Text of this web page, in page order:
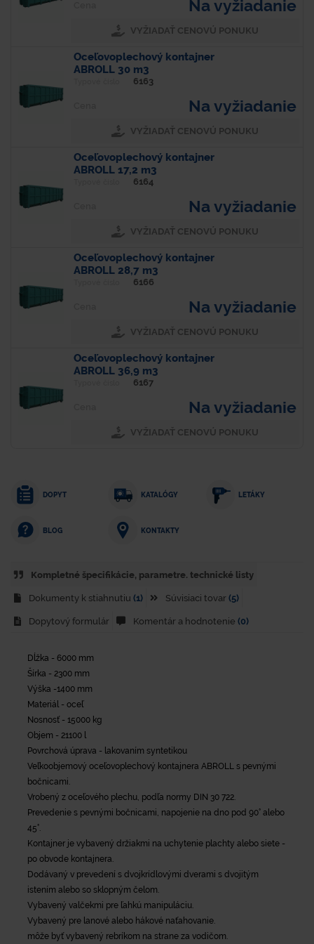
Na vyžiadanie
VYŽIADAŤ CENOVÚ PONUKU
Oceľovoplechový kontajner
ABROLL 30 m3
6163
Na vyžiadanie
VYŽIADAŤ CENOVÚ PONUKU
Oceľovoplechový kontajner
ABROLL 17,2 m3
6164
Na vyžiadanie
VYŽIADAŤ CENOVÚ PONUKU
Oceľovoplechový kontajner
ABROLL 28,7 m3
6166
Na vyžiadanie
VYŽIADAŤ CENOVÚ PONUKU
Oceľovoplechový kontajner
ABROLL 36,9 m3
6167
Na vyžiadanie
VYŽIADAŤ CENOVÚ PONUKU
DOPYT KATALÓGY LETÁKY
BLOG KONTAKTY
Kompletné špecifikácie, parametre. technické listy
Dokumenty k stiahnutiu (1) Súvisiaci tovar (5)
Dopytový formulár Komentár a hodnotenie (0)
Dĺžka - 6000 mm
Šírka - 2300 mm
Výška -1400 mm
Materiál - oceľ
Nosnosť - 15000 kg
Objem - 21100 l
Povrchová úprava - lakovaním syntetikou
Veľkoobjemový oceľovoplechový kontajnera ABROLL s pevnými
bočnicami.
Vrobený z oceľového plechu, podľa normy DIN 30 722.
Prevedenie s pevnými bočnicami, napojenie na dno pod 90° alebo
45°.
Kontajner je vybavený držiakmi na uchytenie plachty alebo siete -
po obvode kontajnera.
Dodávaný v prevedení s dvojkrídlovými dverami s dvojitým
istením alebo so sklopným čelom.
Vybavený valčekmi pre ľahkú manipuláciu.
Vybavený pre lanové alebo hákové naťahovanie.
môže byť vybavený rebríkom na strane za vodičom.